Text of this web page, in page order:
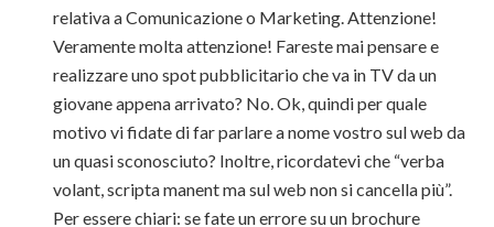
relativa a Comunicazione o Marketing. Attenzione!
Veramente molta attenzione! Fareste mai pensare e
realizzare uno spot pubblicitario che va in TV da un
giovane appena arrivato? No. Ok, quindi per quale
motivo vi fidate di far parlare a nome vostro sul web da
un quasi sconosciuto? Inoltre, ricordatevi che “verba
volant, scripta manent ma sul web non si cancella più”.
Per essere chiari: se fate un errore su un brochure